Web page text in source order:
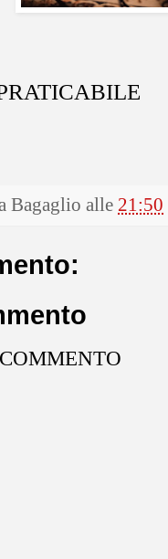
Bagaglio alle 21:50